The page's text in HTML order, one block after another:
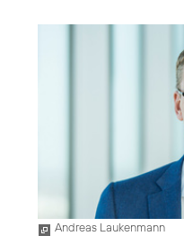
Andreas Laukenmann